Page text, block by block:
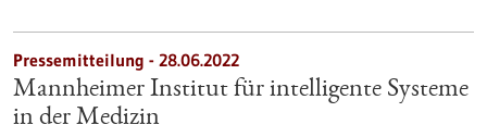
Pressemitteilung - 28.06.2022
Mannheimer Institut für intelligente Systeme
in der Medizin